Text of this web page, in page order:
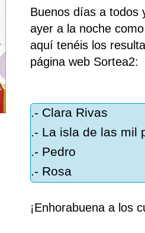
Buenos días a todos
ayer a la noche
aquí tenéis los
página web Sortea2:
.- Clara Rivas
.- La isla de las mil
.- Pedro
.- Rosa
¡Enhorabuena a los